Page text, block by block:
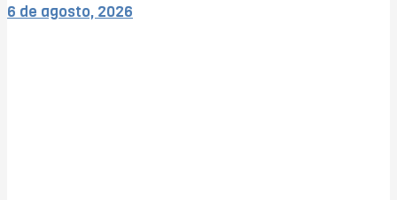
6 de agosto, 2026